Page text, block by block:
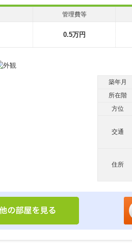
管理費等
0.5万円
築年月
所在階
方位
交通
住所